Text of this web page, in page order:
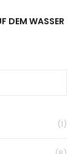
DEM WASSER
(1)